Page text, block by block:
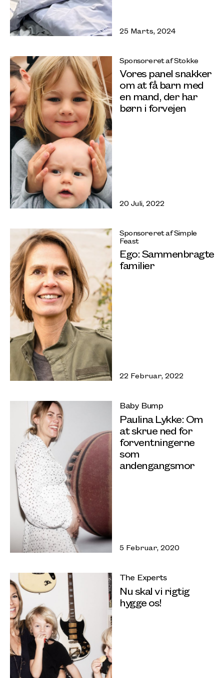
25 Marts, 2024
Sponsoreret af Stokke
Vores panel snakker
om at få barn med
en mand, der har
børn i forvejen
20 Juli, 2022
Sponsoreret af Simple
Feast
Ego: Sammenbragte
familier
22 Februar, 2022
Baby Bump
Paulina Lykke: Om
at skrue ned for
forventningerne
som
andengangsmor
5 Februar, 2020
The Experts
Nu skal vi rigtig
hygge os!